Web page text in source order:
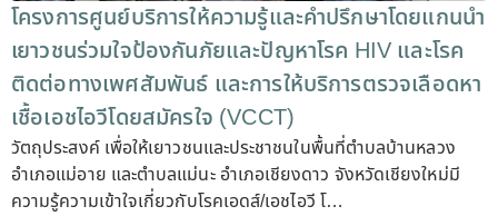
โครงการศูนย์บริการให้ความรู้และคำปรึกษาโดยแกนนำ
เยาวชนร่วมใจป้องกันภัยและปัญหาโรค HIV และโรค
ติดต่อทางเพศสัมพันธ์ และการให้บริการตรวจเลือดหา
เชื้อเอชไอวีโดยสมัครใจ (VCCT)
วัตถุประสงค์ เพื่อให้เยาวชนและประชาชนในพื้นที่ตำบลบ้านหลวง
อำเภอแม่อาย และตำบลแม่นะ อำเภอเชียงดาว จังหวัดเชียงใหม่มี
ความรู้ความเข้าใจเกี่ยวกับโรคเอดส์/เอชไอวี โ…